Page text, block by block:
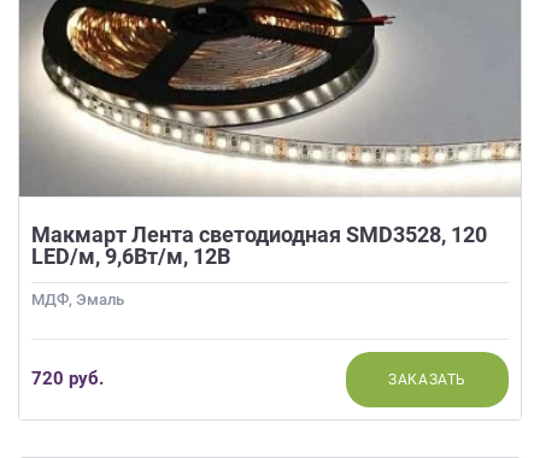
Макмарт Лента светодиодная SMD3528, 120
LED/м, 9,6Вт/м, 12В
МДФ, Эмаль
720 руб. ЗАКАЗАТЬ